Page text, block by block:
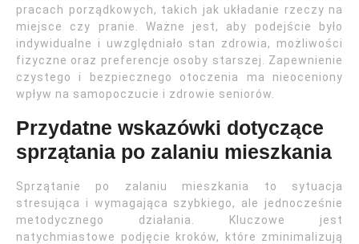
pracach porządkowych, takich jak układanie rzeczy na
miejsce czy pranie. Ważne jest, aby podejście było
indywidualne i uwzględniało stan zdrowia, możliwości
fizyczne oraz preferencje osoby starszej. Zapewnienie
czystego i bezpiecznego otoczenia ma nieoceniony
wpływ na samopoczucie i zdrowie seniorów.
Przydatne wskazówki dotyczące
sprzątania po zalaniu mieszkania
Sprzątanie po zalaniu mieszkania to sytuacja
stresująca i wymagająca szybkiego, ale jednocześnie
metodycznego działania. Kluczowe jest
natychmiastowe podjęcie kroków, które zminimalizują